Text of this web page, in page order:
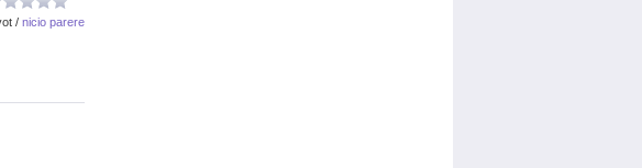
/ nicio parere